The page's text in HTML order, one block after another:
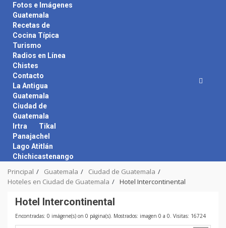
content
Fotos e Imágenes
Guatemala
Recetas de
Cocina Típica
Turismo
Radios en Línea
Chistes
Contacto
La Antigua
Guatemala
Ciudad de
Guatemala
Irtra
Tikal
Panajachel
Lago Atitlán
Chichicastenango
Principal Guatemala
Ciudad de Guatemala
Hoteles en Ciudad de Guatemala
Hotel Intercontinental
Hotel Intercontinental
Encontradas: 0 imágene(s) on 0 página(s). Mostrados: imagen 0 a 0. Visitas: 16724